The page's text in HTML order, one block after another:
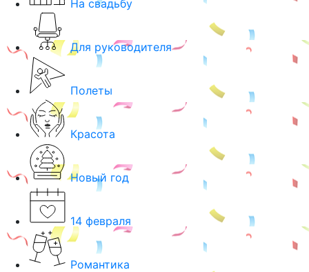
На свадьбу
Для руководителя
Полеты
Красота
Новый год
14 февраля
Романтика